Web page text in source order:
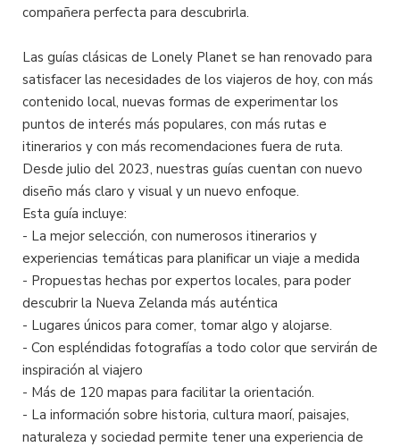
compañera perfecta para descubrirla.
Las guías clásicas de Lonely Planet se han renovado para
satisfacer las necesidades de los viajeros de hoy, con más
contenido local, nuevas formas de experimentar los
puntos de interés más populares, con más rutas e
itinerarios y con más recomendaciones fuera de ruta.
Desde julio del 2023, nuestras guías cuentan con nuevo
diseño más claro y visual y un nuevo enfoque.
Esta guía incluye:
- La mejor selección, con numerosos itinerarios y
experiencias temáticas para planificar un viaje a medida
- Propuestas hechas por expertos locales, para poder
descubrir la Nueva Zelanda más auténtica
- Lugares únicos para comer, tomar algo y alojarse.
- Con espléndidas fotografías a todo color que servirán de
inspiración al viajero
- Más de 120 mapas para facilitar la orientación.
- La información sobre historia, cultura maorí, paisajes,
naturaleza y sociedad permite tener una experiencia de